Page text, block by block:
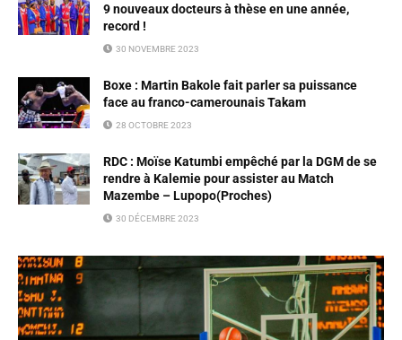
9 nouveaux docteurs à thèse en une année,
record !
30 NOVEMBRE 2023
Boxe : Martin Bakole fait parler sa puissance
face au franco-camerounais Takam
28 OCTOBRE 2023
RDC : Moïse Katumbi empêché par la DGM de se
rendre à Kalemie pour assister au Match
Mazembe – Lupopo(Proches)
30 DÉCEMBRE 2023